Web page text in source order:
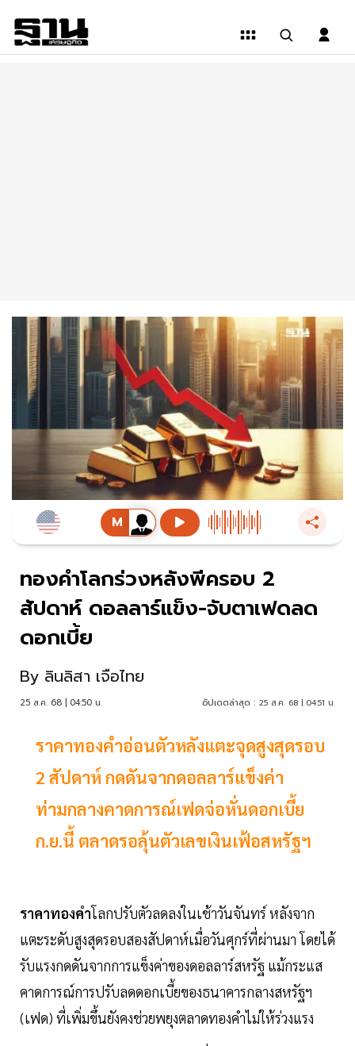
ทองคำโลกร่วงหลังพีครอบ 2
สัปดาห์ ดอลลาร์แข็ง-จับตาเฟดลด
ดอกเบี้ย
By ลินลิสา เจือไทย
25 ส.ค. 68 | 04:50 น. อัปเดตล่าสุด : 25 ส.ค. 68 | 04:51 น.
ราคาทองคำอ่อนตัวหลังแตะจุดสูงสุดรอบ
2 สัปดาห์ กดดันจากดอลลาร์แข็งค่า
ท่ามกลางคาดการณ์เฟดจ่อหั่นดอกเบี้ย
ก.ย.นี้ ตลาดรอลุ้นตัวเลขเงินเฟ้อสหรัฐฯ
ราคาทองคำโลกปรับตัวลดลงในเช้าวันจันทร์ หลังจาก
แตะระดับสูงสุดรอบสองสัปดาห์เมื่อวันศุกร์ที่ผ่านมา โดยได้
รับแรงกดดันจากการแข็งค่าของดอลลาร์สหรัฐ แม้กระแส
คาดการณ์การปรับลดดอกเบี้ยของธนาคารกลางสหรัฐฯ
(เฟด) ที่เพิ่มขึ้นยังคงช่วยพยุงตลาดทองคำไม่ให้ร่วงแรง